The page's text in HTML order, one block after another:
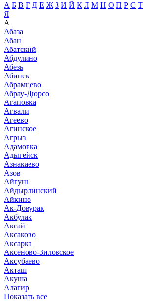
А Б В Г Д Е Ж З И Й К Л М Н О П Р С Т
Я
А
Абаза
Абан
Абатский
Абдулино
Абезь
Абинск
Абрамцево
Абрау-Дюрсо
Агаповка
Агвали
Агеево
Агинское
Агрыз
Адамовка
Адыгейск
Азнакаево
Азов
Айгунь
Айдырлинский
Айкино
Ак-Довурак
Акбулак
Аксай
Аксаково
Аксарка
Аксеново-Зиловское
Аксубаево
Акташ
Акуша
Алагир
Показать все